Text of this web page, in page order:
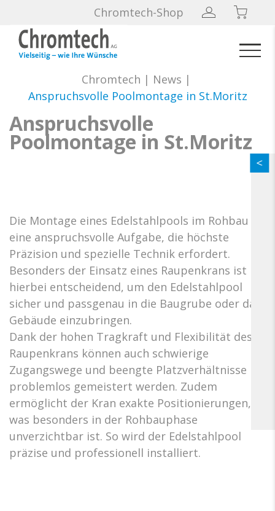
Chromtech-Shop
Chromtech | News |
Anspruchsvolle Poolmontage in St.Moritz
Anspruchsvolle
Poolmontage in St.Moritz
Die Montage eines Edelstahlpools im Rohbau ist
eine anspruchsvolle Aufgabe, die höchste
Präzision und spezielle Technik erfordert.
Besonders der Einsatz eines Raupenkrans ist
hierbei entscheidend, um den Edelstahlpool
sicher und passgenau in die Baugrube oder das
Gebäude einzubringen.
Dank der hohen Tragkraft und Flexibilität des
Raupenkrans können auch schwierige
Zugangswege und beengte Platzverhältnisse
problemlos gemeistert werden. Zudem
ermöglicht der Kran exakte Positionierungen,
was besonders in der Rohbauphase
unverzichtbar ist. So wird der Edelstahlpool
präzise und professionell installiert.